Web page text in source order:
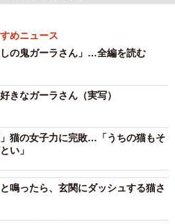
めニュース
しの鬼ガーラさん」…全編を読む
きなガーラさん（実写）
猫の女子力に完敗…「うちの猫もそ
い」
鳴ったら、玄関にダッシュする猫さ